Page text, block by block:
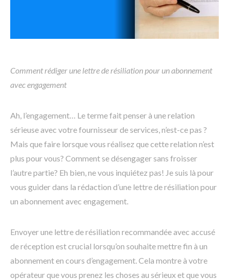
Comment rédiger une lettre de résiliation pour un abonnement
avec engagement
Ah, l’engagement… Le terme fait penser à une relation
sérieuse avec votre fournisseur de services, n’est-ce pas ?
Mais que faire lorsque vous réalisez que cette relation n’est
plus pour vous? Comment se désengager sans froisser
l’autre partie? Eh bien, ne vous inquiétez pas! Je suis là pour
vous guider dans la rédaction d’une lettre de résiliation pour
un abonnement avec engagement.
Envoyer une lettre de résiliation recommandée avec accusé
de réception est crucial lorsqu’on souhaite mettre fin à un
abonnement en cours d’engagement. Cela montre à votre
opérateur que vous prenez les choses au sérieux et que vous